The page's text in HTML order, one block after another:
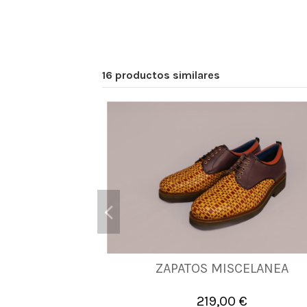
16 productos similares
ZAPATOS MISCELANEA
219,00 €
41 42 45 46 47